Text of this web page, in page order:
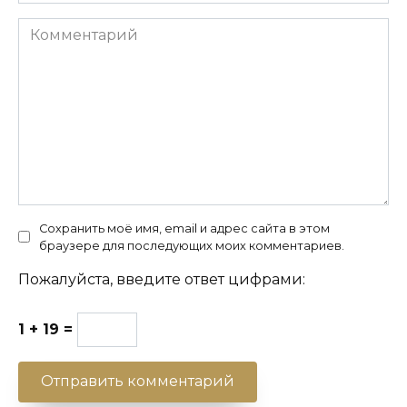
Комментарий
Сохранить моё имя, email и адрес сайта в этом
браузере для последующих моих комментариев.
Пожалуйста, введите ответ цифрами:
1 + 19 =